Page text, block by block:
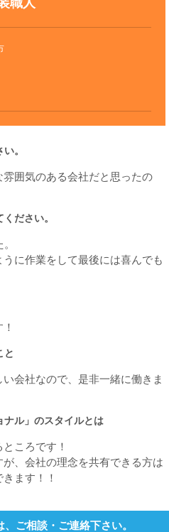
職人
。
囲気のある会社だと思ったの
ださい。
に作業をして最後には喜んでも
と
会社なので、是非一緒に働きま
ナル」のスタイルとは
ころです！
、会社の理念を共有できる方は
ます！！
ご相談・ご連絡下さい。